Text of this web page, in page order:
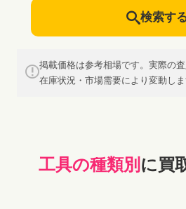
検索す
掲載価格は参考相場です。実際の
在庫状況・市場需要により変動しま
工具の種類別 に買